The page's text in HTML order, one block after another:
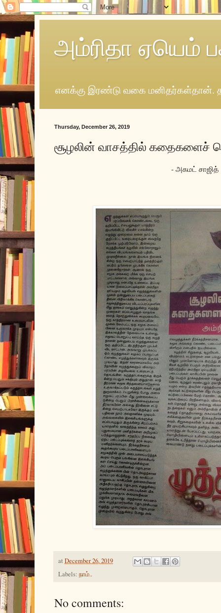
அம்ரிதா ஏயெம்
எனக்கு இரண்டு வகை மனிதர்கள்தான்.
Thursday, December 26, 2019
சூழலின் வாசத்தில்
- அகமட் சாஜித்
at December 26, 2019
Labels: நாம்..
No comments: